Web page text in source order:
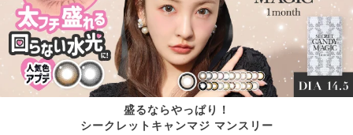
盛るならやっぱり！
シークレットキャンマジ マンスリー